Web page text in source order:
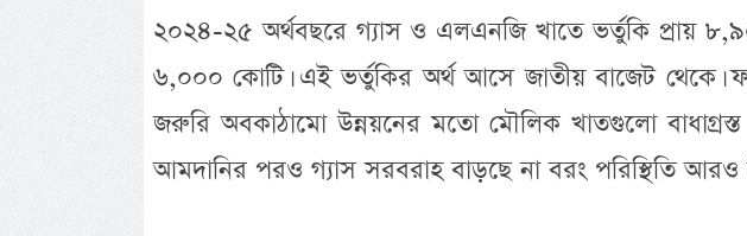
২০২৪-২৫ অর্থবছরে গ্যাস ও এলএনজি খাতে ভর্তুকি প্রায়
৬,০০০ কোটি। এই ভর্তুকির অর্থ আসে জাতীয় বাজেট থেকে।
জরুরি অবকাঠামো উন্নয়নের মতো মৌলিক খাতগুলো
আমদানির পরও গ্যাস সরবরাহ বাড়ছে না বরং পরিস্থিতি আরও